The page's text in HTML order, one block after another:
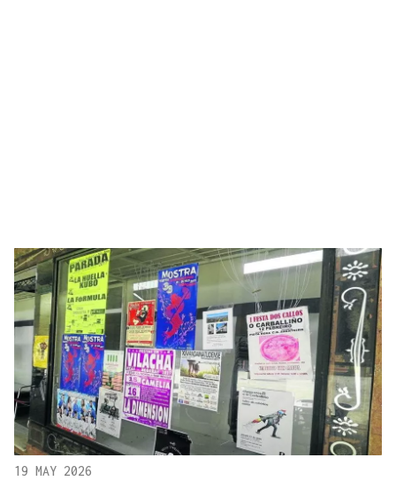
19 MAY 2026